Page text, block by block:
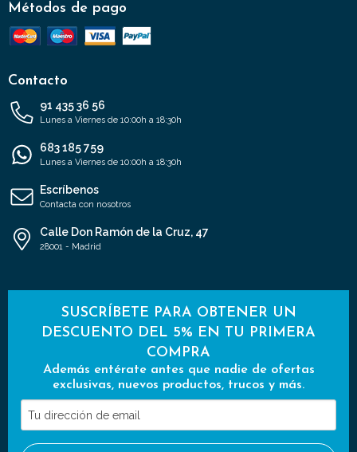
Métodos de pago
Contacto
91 435 36 56
Lunes a Viernes de 10:00h a 18:30h
683 185 759
Lunes a Viernes de 10:00h a 18:30h
Escríbenos
Contacta con nosotros
Calle Don Ramón de la Cruz, 47
28001 - Madrid
SUSCRÍBETE PARA OBTENER UN
DESCUENTO DEL 5% EN TU PRIMERA
COMPRA
Además entérate antes que nadie de ofertas
exclusivas, nuevos productos, trucos y más.
Tu
dirección
de